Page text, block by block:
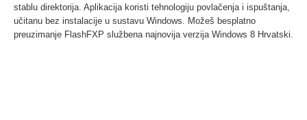
stablu direktorija. Aplikacija koristi tehnologiju povlačenja i ispuštanja,
učitanu bez instalacije u sustavu Windows. Možeš besplatno
preuzimanje FlashFXP službena najnovija verzija Windows 8 Hrvatski.